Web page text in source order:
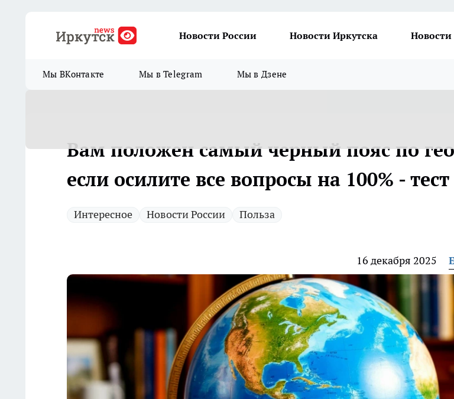
Новости России Новости Иркутска Новости
Мы ВКонтакте Мы в Telegram Мы в Дзене
Вам положен самый черный пояс по
если осилите все вопросы на 100% - тест
Интересное Новости России Польза
16 декабря 2025